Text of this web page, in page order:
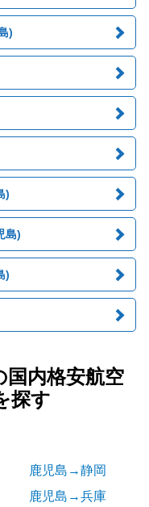
)
)
島)
)
内格安航空
探す
鹿児島→静岡
鹿児島→兵庫